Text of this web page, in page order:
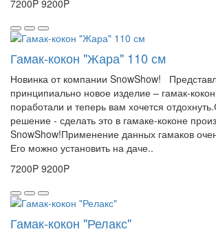
7200P 9200P
Гамак-кокон "Жара" 110 см
Новинка от компании SnowShow!
принципиально новое изделие – гамак-
поработали и теперь вам хочется
решение - сделать это в гамаке-коконе
SnowShow!Применение данных гамаков
Его можно установить на даче..
7200P 9200P
Гамак-кокон "Релакс"